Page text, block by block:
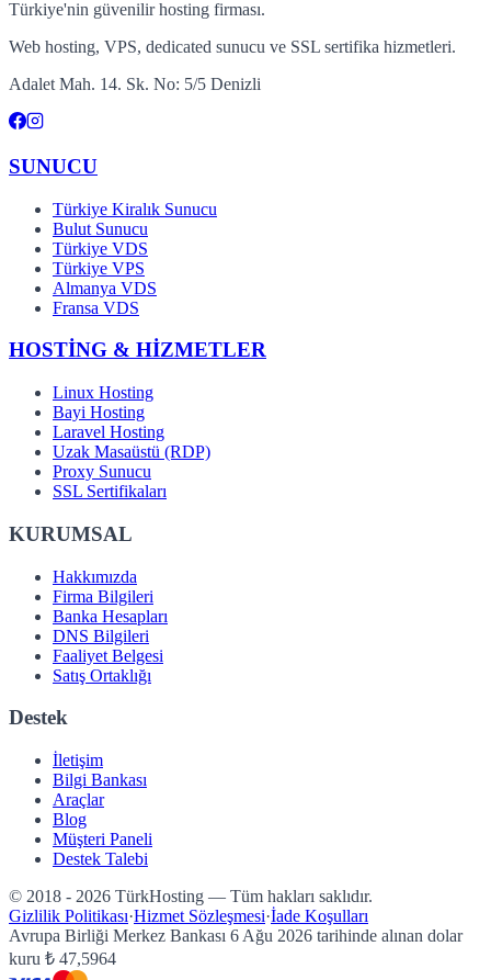
Türkiye'nin güvenilir hosting firması.
Web hosting, VPS, dedicated sunucu ve SSL sertifika hizmetleri.
Adalet Mah. 14. Sk. No: 5/5 Denizli
SUNUCU
Türkiye Kiralık Sunucu
Bulut Sunucu
Türkiye VDS
Türkiye VPS
Almanya VDS
Fransa VDS
HOSTİNG & HİZMETLER
Linux Hosting
Bayi Hosting
Laravel Hosting
Uzak Masaüstü (RDP)
Proxy Sunucu
SSL Sertifikaları
KURUMSAL
Hakkımızda
Firma Bilgileri
Banka Hesapları
DNS Bilgileri
Faaliyet Belgesi
Satış Ortaklığı
Destek
İletişim
Bilgi Bankası
Araçlar
Blog
Müşteri Paneli
Destek Talebi
© 2018 - 2026 TürkHosting — Tüm hakları saklıdır.
Gizlilik Politikası·Hizmet Sözleşmesi·İade Koşulları
Avrupa Birliği Merkez Bankası 6 Ağu 2026 tarihinde alınan dolar
kuru ₺ 47,5964